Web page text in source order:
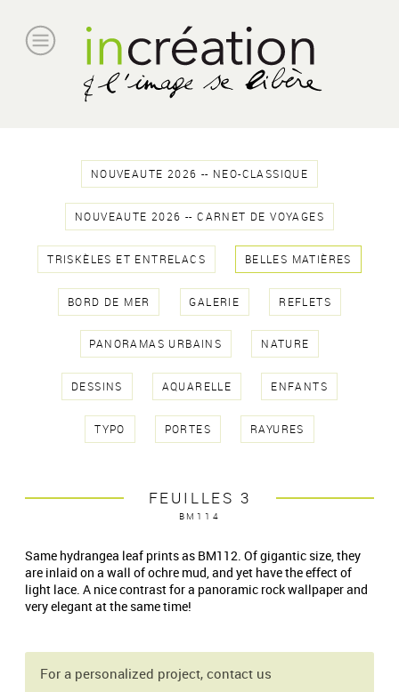
NOUVEAUTE 2026 -- NEO-CLASSIQUE
NOUVEAUTE 2026 -- CARNET DE VOYAGES
TRISKÈLES ET ENTRELACS BELLES MATIÈRES
BORD DE MER GALERIE REFLETS
PANORAMAS URBAINS NATURE
DESSINS AQUARELLE ENFANTS
TYPO PORTES RAYURES
FEUILLES 3
BM114
Same hydrangea leaf prints as BM112. Of gigantic size, they
are inlaid on a wall of ochre mud, and yet have the effect of
light lace. A nice contrast for a panoramic rock wallpaper and
very elegant at the same time!
For a personalized project, contact us